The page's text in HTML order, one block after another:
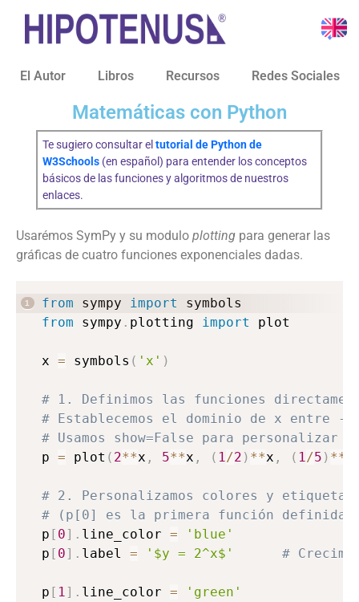
El Autor Libros Recursos Redes Sociales
Matemáticas con Python
Te sugiero consultar el tutorial de Python de
W3Schools(en español) para entender los conceptos
básicos de las funciones y algoritmos de nuestros
enlaces.
Usarémos SymPy y su modulo plotting para generar las
gráficas de cuatro funciones exponenciales dadas.
from sympy import
from sympy . plotting import plot
x = symbols ( 'x' )
# 1. Definimos las funciones
# Establecemos el dominio de x entre
# Usamos show=False para
p = plot ( 2**x , 5**x , ( 1/2 ) **x , ( 1/5 ) **
# 2. Personalizamos colores y
# (p[0] es la primera función
p [ 0] . line_color =
'blue'
p [ 0] . label = '$y = 2^x$' #
p [ 1] . line_color =
'green'